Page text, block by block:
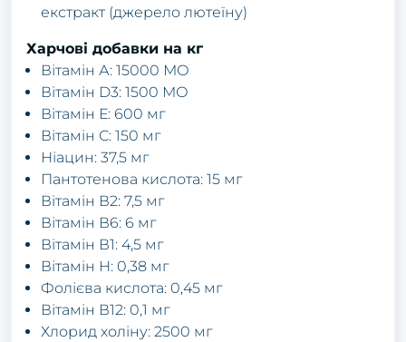
екстракт (джерело лютеїну)
Харчові добавки на кг
Вітамін А: 15000 МО
Вітамін D3: 1500 МО
Вітамін Е: 600 мг
Вітамін С: 150 мг
Ніацин: 37,5 мг
Пантотенова кислота: 15 мг
Вітамін В2: 7,5 мг
Вітамін В6: 6 мг
Вітамін В1: 4,5 мг
Вітамін Н: 0,38 мг
Фолієва кислота: 0,45 мг
Вітамін В12: 0,1 мг
Хлорид холіну: 2500 мг